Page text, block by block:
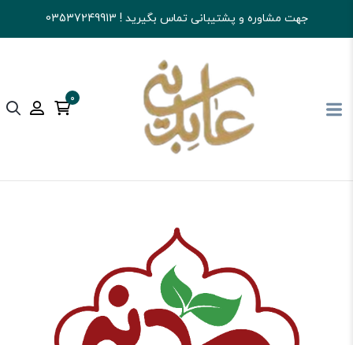
جهت مشاوره و پشتیبانی تماس بگیرید ! 03537249913
0
آجیل و خشکبار عابدینی قهوه سایر فرآورده های قهوه